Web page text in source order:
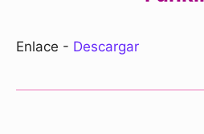
Enlace - Descargar